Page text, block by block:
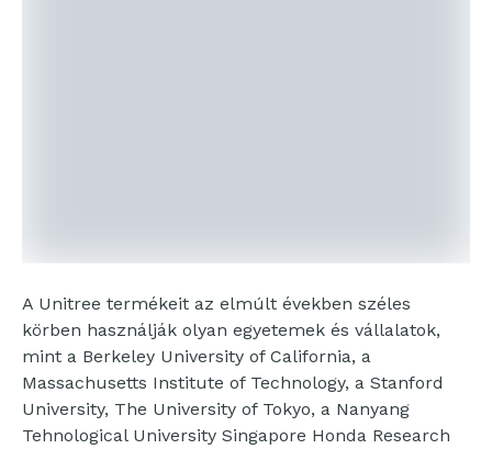
A Unitree termékeit az elmúlt években széles
körben használják olyan egyetemek és vállalatok,
mint a Berkeley University of California, a
Massachusetts Institute of Technology, a Stanford
University, The University of Tokyo, a Nanyang
Tehnological University Singapore Honda Research